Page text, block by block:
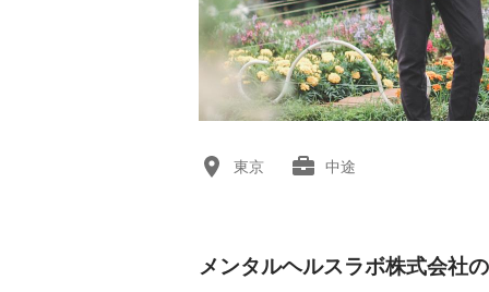
東京 中途
メンタルヘルスラボ株式会社